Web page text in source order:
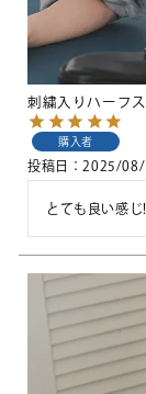
刺繍入りハーフ
購入者
投稿日 2025/08/
とても良い感